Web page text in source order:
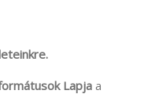
Lapja a